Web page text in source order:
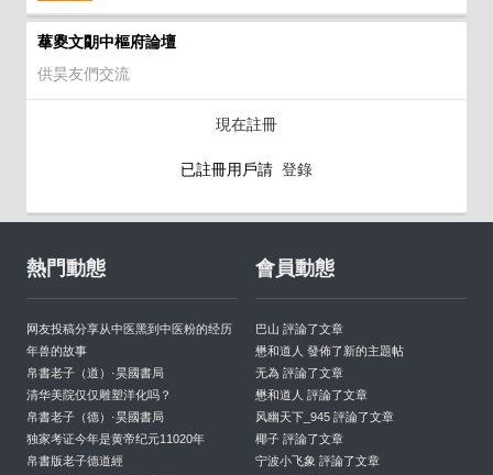
蕐夓文朙中樞府論壇
供昊友們交流
現在註冊
已註冊用戶請 登錄
熱門動態
网友投稿分享从中医黑到中医粉的经历
年兽的故事
帛書老子（道）·昊國書局
清华美院仅仅雕塑洋化吗？
帛書老子（德）·昊國書局
独家考证今年是黄帝纪元11020年
帛書版老子德道經
會員動態
巴山 評論了文章
懋和道人 發佈了新的主題帖
无為 評論了文章
懋和道人 評論了文章
风幽天下_945 評論了文章
椰子 評論了文章
宁波小飞象 評論了文章